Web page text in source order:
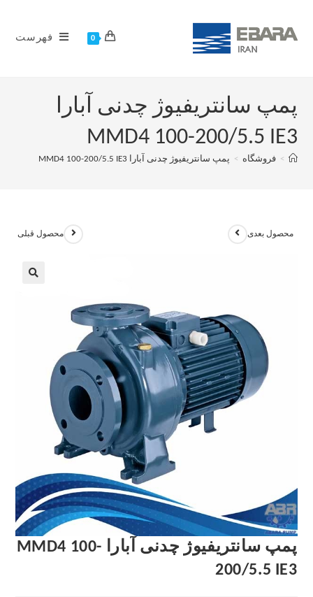
0 فهرست
پمپ سانتریفیوژ چدنی آبارا
MMD4 100-200/5.5 IE3
> فروشگاه > پمپ سانتریفیوژ چدنی آبارا MMD4 100-200/5.5 IE3
محصول قبلی محصول بعدی
پمپ سانتریفیوژ چدنی آبارا MMD4 100-
200/5.5 IE3